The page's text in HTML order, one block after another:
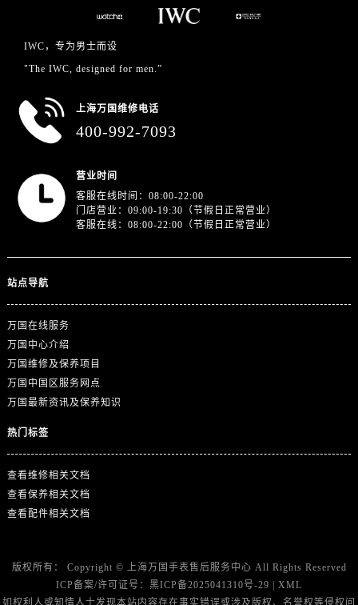
IWC，专为男士而设
"The IWC, designed for men.”
上海万国维修电话
400-992-7093
营业时间
客服在线时间：08:00-22:00
门店营业：09:00-19:30（节假日正常营业）
客服在线：08:00-22:00（节假日正常营业）
站点导航
万国在线服务
万国中心介绍
万国维修及保养项目
万国中国区服务网点
万国最新资讯及保养知识
热门标签
查看维修相关文档
查看保养相关文档
查看配件相关文档
版权所有： Copyright © 上海万国手表售后服务中心 All Rights Reserved
ICP备案/许可证号： 黑ICP备2025041310号-29
XML